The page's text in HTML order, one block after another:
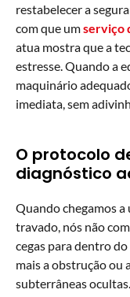
restabelecer a
com que umserviço
atua mostra que a
estresse. Quando a
maquinário
imediata, sem
O protocolo
diagnóstico
Quando chegamos
travado, nós não
cegas para dentro
mais a obstrução ou
subterrâneas ocultas.